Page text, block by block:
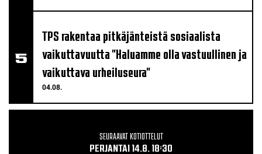
04.08.
TPS rakentaa pitkäjänteistä sosiaalista
vaikuttavuutta "Haluamme olla vastuullinen ja
vaikuttava urheiluseura"
SEURAAVAT KOTIOTTELUT
PERJANTAI 14.8. 18:30